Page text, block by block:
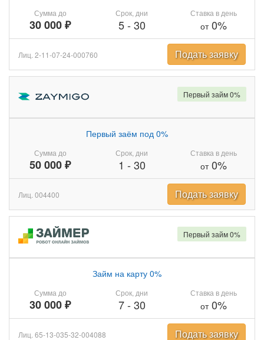
Сумма до
30 000 ₽
Срок, дни
5- 30
Ставка в день
от0%
Лиц. 2-11-07-24-000760 Подать заявку
Сумма до
50 000 ₽
Первый заём под 0%
Срок, дни
1 - 30
Ставка в день
от0%
Первый займ 0%
Лиц. 004400 Подать заявку
Сумма до
30 000 ₽
Займ на карту 0%
Срок, дни
7- 30
Ставка в день
от0%
Первый займ 0%
Лиц. 65-13-035-32-004088 Подать заявку